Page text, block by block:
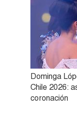
Dominga
Chile 2026:
coronación